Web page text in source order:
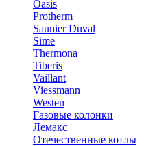
Oasis
Protherm
Saunier Duval
Sime
Thermona
Tiberis
Vaillant
Viessmann
Westen
Газовые колонки
Лемакс
Отечественные котлы